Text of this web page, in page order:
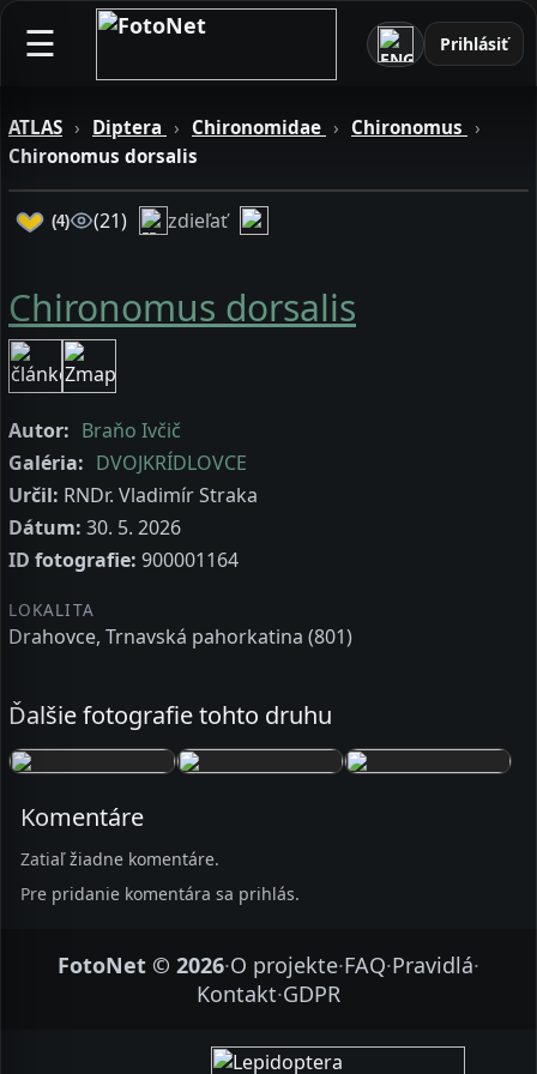
☰ Prihlásiť
ATLAS › Diptera › Chironomidae › Chironomus ›
Chironomus dorsalis
(4) (21) zdieľať
Chironomus dorsalis
Autor: Braňo Ivčič
Galéria: DVOJKRÍDLOVCE
Určil: RNDr. Vladimír Straka
Dátum: 30. 5. 2026
ID fotografie: 900001164
LOKALITA
Drahovce, Trnavská pahorkatina (801)
Ďalšie fotografie tohto druhu
Komentáre
Zatiaľ žiadne komentáre.
Pre pridanie komentára sa prihlás.
FotoNet © 2026·O projekte·FAQ·Pravidlá·
Kontakt·GDPR